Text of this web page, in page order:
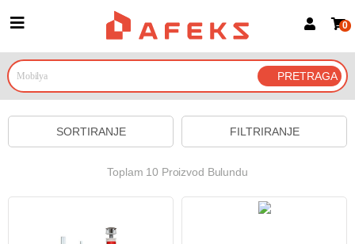
Prijava za članove
Prijavite se Google nalogom
0
FILTRIRANJE
SORTIRANJE
Toplam 10 Proizvod Bulundu